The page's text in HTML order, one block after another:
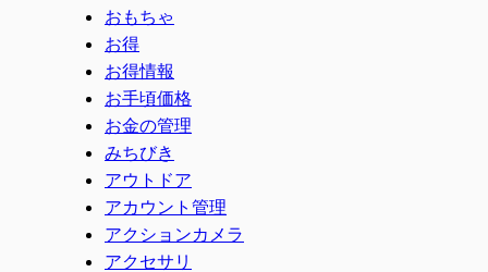
おもちゃ
お得
お得情報
お手頃価格
お金の管理
みちびき
アウトドア
アカウント管理
アクションカメラ
アクセサリ